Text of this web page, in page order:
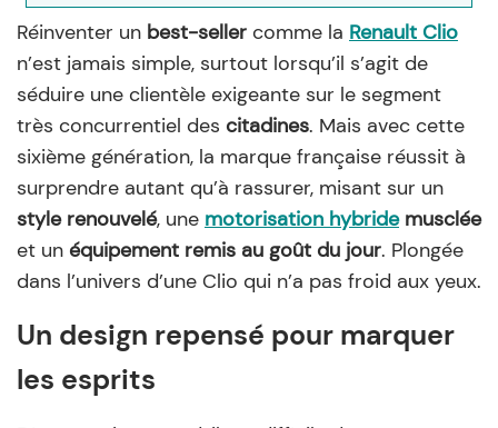
Réinventer un best-seller comme la Renault Clio
n’est jamais simple, surtout lorsqu’il s’agit de
séduire une clientèle exigeante sur le segment
très concurrentiel des citadines. Mais avec cette
sixième génération, la marque française réussit à
surprendre autant qu’à rassurer, misant sur un
style renouvelé, une motorisation hybridemusclée
et un équipement remis au goût du jour. Plongée
dans l’univers d’une Clio qui n’a pas froid aux yeux.
Un design repensé pour marquer
les esprits